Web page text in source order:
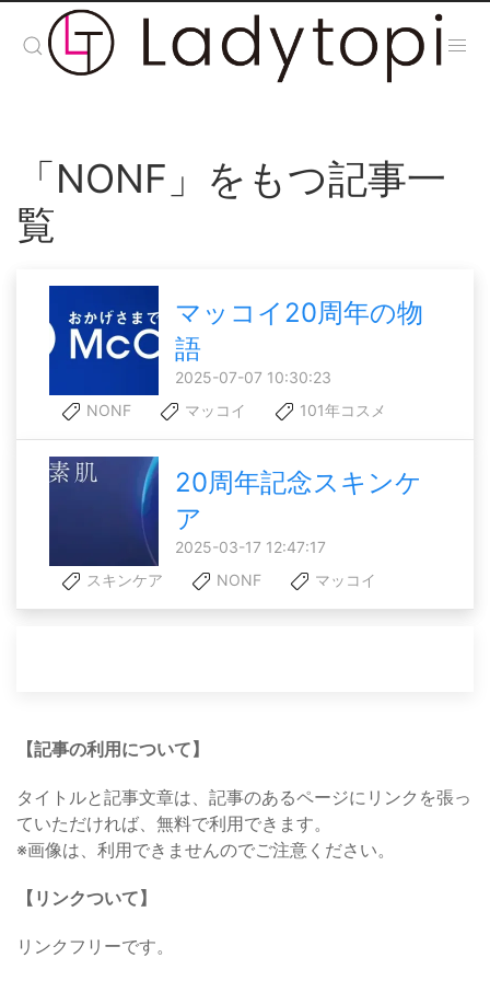
「NONF」をもつ記事一
覧
マッコイ20周年の物
語
2025-07-07 10:30:23
NONF
マッコイ 101年コスメ
20周年記念スキンケ
ア
2025-03-17 12:47:17
スキンケア
NONF マッコイ
【記事の利用について】
タイトルと記事文章は、記事のあるページにリンクを張っ
ていただければ、無料で利用できます。
※画像は、利用できませんのでご注意ください。
【リンクついて】
リンクフリーです。